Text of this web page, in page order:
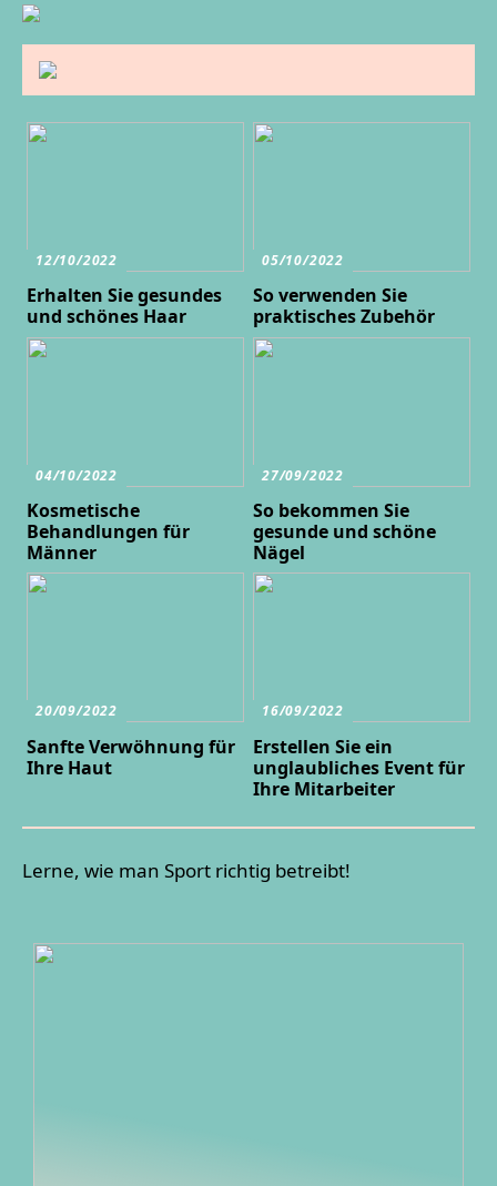
12/10/2022
Erhalten Sie gesundes
und schönes Haar
05/10/2022
So verwenden Sie
praktisches Zubehör
04/10/2022
Kosmetische
Behandlungen für
Männer
27/09/2022
So bekommen Sie
gesunde und schöne
Nägel
20/09/2022
Sanfte Verwöhnung für
Ihre Haut
16/09/2022
Erstellen Sie ein
unglaubliches Event für
Ihre Mitarbeiter
Lerne, wie man Sport richtig betreibt!